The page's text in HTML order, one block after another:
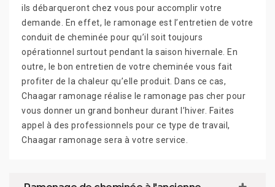
ils débarqueront chez vous pour accomplir votre
demande. En effet, le ramonage est l’entretien de votre
conduit de cheminée pour qu’il soit toujours
opérationnel surtout pendant la saison hivernale. En
outre, le bon entretien de votre cheminée vous fait
profiter de la chaleur qu’elle produit. Dans ce cas,
Chaagar ramonage réalise le ramonage pas cher pour
vous donner un grand bonheur durant l’hiver. Faites
appel à des professionnels pour ce type de travail,
Chaagar ramonage sera à votre service.